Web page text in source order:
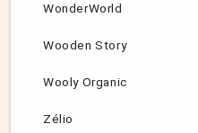
WonderWorld
Wooden Story
Wooly Organic
Zélio